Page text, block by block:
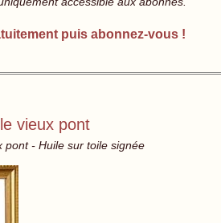
puis abonnez-vous !
vieux pont
pont - Huile sur toile signée